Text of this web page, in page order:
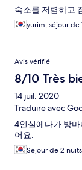
숙소를 저렴하고
yurim, séjour de
Avis vérifié
8/10 Très
14 juil. 2020
Traduire avec
4인실에다가 방
어요.
Séjour de 2 nuits